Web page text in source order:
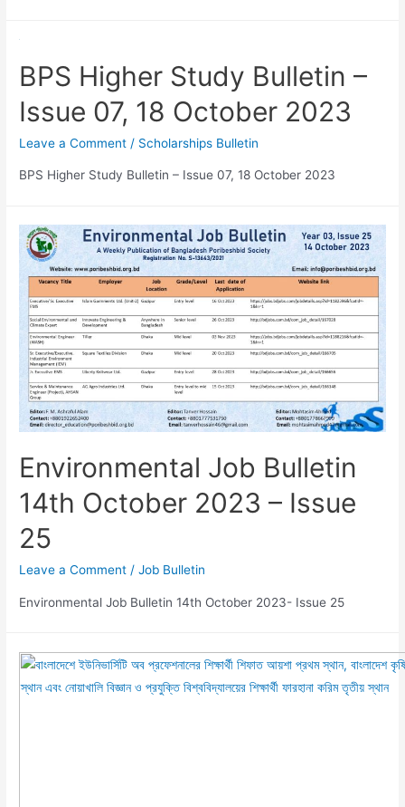
BPS Higher Study Bulletin –
Issue 07, 18 October 2023
Leave a Comment / Scholarships Bulletin
BPS Higher Study Bulletin – Issue 07, 18 October 2023
Environmental Job Bulletin
14th October 2023 – Issue
25
Leave a Comment /Job Bulletin
Environmental Job Bulletin 14th October 2023- Issue 25